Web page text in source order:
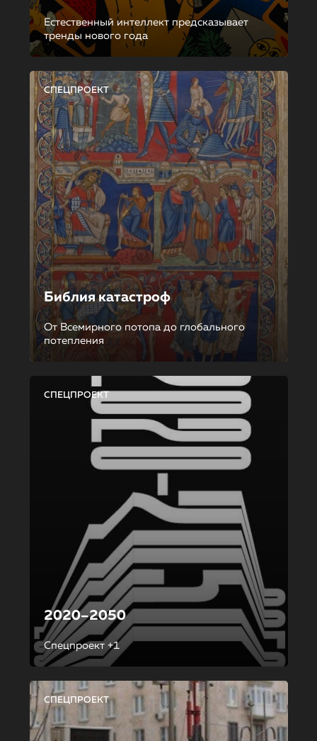
Естественный интеллект предсказывает
тренды нового года
СПЕЦПРОЕКТ
Библия катастроф
От Всемирного потопа до глобального
потепления
СПЕЦПРОЕКТ
2020–2050
Спецпроект +1
СПЕЦПРОЕКТ